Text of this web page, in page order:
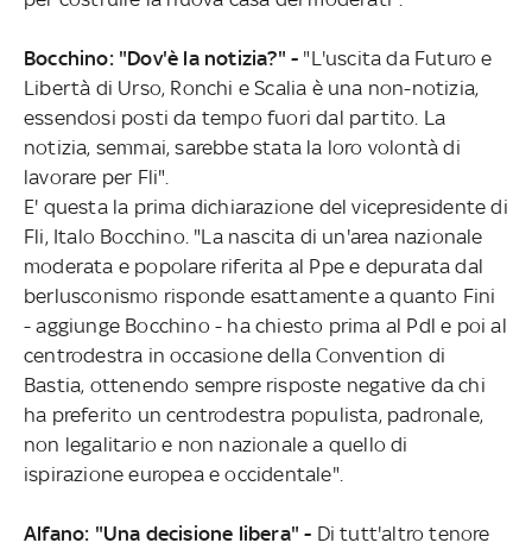
Bocchino: "Dov'è la notizia?" - "L'uscita da Futuro e
Libertà di Urso, Ronchi e Scalia è una non-notizia,
essendosi posti da tempo fuori dal partito. La
notizia, semmai, sarebbe stata la loro volontà di
lavorare per Fli".
E' questa la prima dichiarazione del vicepresidente di
Fli, Italo Bocchino. "La nascita di un'area nazionale
moderata e popolare riferita al Ppe e depurata dal
berlusconismo risponde esattamente a quanto Fini
- aggiunge Bocchino - ha chiesto prima al Pdl e poi al
centrodestra in occasione della Convention di
Bastia, ottenendo sempre risposte negative da chi
ha preferito un centrodestra populista, padronale,
non legalitario e non nazionale a quello di
ispirazione europea e occidentale".
Alfano: "Una decisione libera" - Di tutt'altro tenore